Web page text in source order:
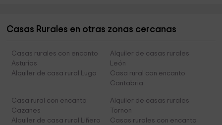
Casas Rurales en otras zonas cercanas
Casas rurales con encanto
Asturias
Alquiler de casas rurales
León
Alquiler de casa rural Lugo
Casa rural con encanto
Cantabria
Casa rural con encanto
Cazanes
Alquiler de casas rurales
Tornon
Alquiler de casa rural Liñero
Casas rurales con encanto